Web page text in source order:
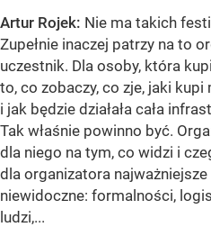
Artur Rojek: Nie ma takich
Zupełnie inaczej patrzy na to
uczestnik. Dla osoby, która
to, co zobaczy, co zje, jaki kupi
i jak będzie działała cała
Tak właśnie powinno być.
dla niego na tym, co widzi i
dla organizatora
niewidoczne: formalności,
ludzi,...